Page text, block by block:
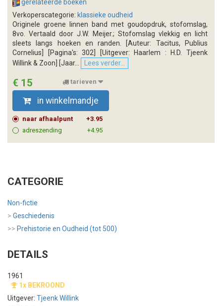
gerelateerde boeken
Verkoperscategorie: klassieke oudheid
Originele groene linnen band met goudopdruk, stofomslag,
8vo. Vertaald door J.W. Meijer.; Stofomslag vlekkig en licht
sleets langs hoeken en randen. [Auteur: Tacitus, Publius
Cornelius] [Pagina's: 302] [Uitgever: Haarlem : H.D. Tjeenk
Willink & Zoon] [Jaar...
Lees verder...
€ 15 tarieven
in winkelmandje
naar afhaalpunt
+3.95
adreszending
+4.95
CATEGORIE
Non-fictie
> Geschiedenis
>> Prehistorie en Oudheid (tot 500)
DETAILS
1961
1x BEKROOND
Uitgever: Tjeenk Willink